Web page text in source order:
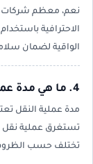
نعم، معظم شركات
الاحترافية
الواقية لضمان
4. ما هي مدة عملية نقل الاثاث بالكويت؟
مدة عملية النقل
تختلف حسب